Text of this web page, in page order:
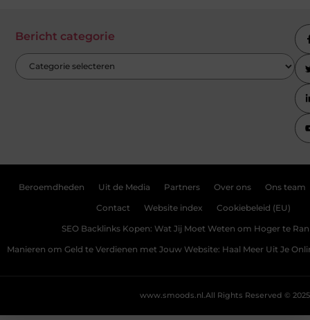
Bericht categorie
Beroemdheden Uit de Media Partners Over ons Ons team
Contact Website index Cookiebeleid (EU)
SEO Backlinks Kopen: Wat Jij Moet Weten om Hoger te
Manieren om Geld te Verdienen met Jouw Website: Haal Meer Uit Je
All Rights Reserved © 2025
www.smoods.nl.